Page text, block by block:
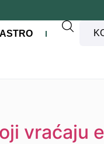
vraćaju